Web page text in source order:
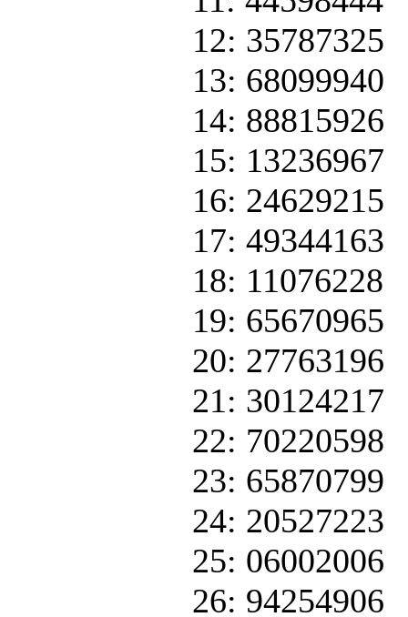
12: 35787325
13: 68099940
14: 88815926
15: 13236967
16: 24629215
17: 49344163
18: 11076228
19: 65670965
20: 27763196
21: 30124217
22: 70220598
23: 65870799
24: 20527223
25: 06002006
26: 94254906